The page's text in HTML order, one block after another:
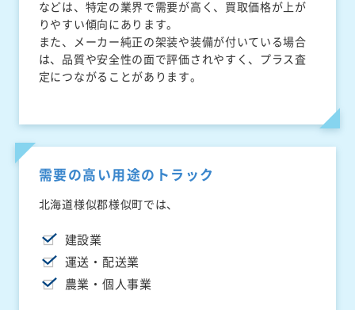
などは、特定の業界で需要が高く、買取価格が上が
りやすい傾向にあります。
また、メーカー純正の架装や装備が付いている場合
は、品質や安全性の面で評価されやすく、プラス査
定につながることがあります。
需要の高い用途のトラック
北海道様似郡様似町では、
建設業
運送・配送業
農業・個人事業